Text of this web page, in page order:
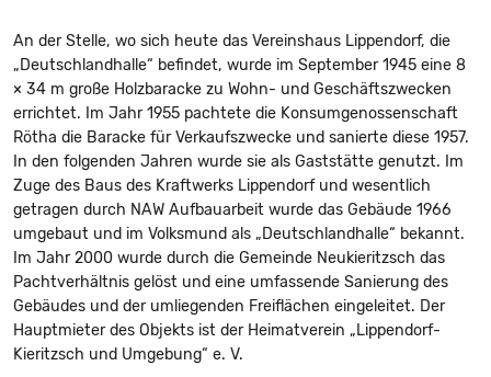
An der Stelle, wo sich heute das Vereinshaus Lippendorf, die
„Deutschlandhalle“ befindet, wurde im September 1945 eine 8
× 34 m große Holzbaracke zu Wohn- und Geschäftszwecken
errichtet. Im Jahr 1955 pachtete die Konsumgenossenschaft
Rötha die Baracke für Verkaufszwecke und sanierte diese 1957.
In den folgenden Jahren wurde sie als Gaststätte genutzt. Im
Zuge des Baus des Kraftwerks Lippendorf und wesentlich
getragen durch NAW Aufbauarbeit wurde das Gebäude 1966
umgebaut und im Volksmund als „Deutschlandhalle“ bekannt.
Im Jahr 2000 wurde durch die Gemeinde Neukieritzsch das
Pachtverhältnis gelöst und eine umfassende Sanierung des
Gebäudes und der umliegenden Freiflächen eingeleitet. Der
Hauptmieter des Objekts ist der Heimatverein „Lippendorf-
Kieritzsch und Umgebung“ e. V.